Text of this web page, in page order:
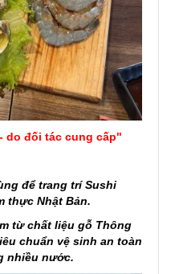
do đối tác cung cấp"
để trang trí Sushi
thực Nhật Bản.
từ chất liệu gỗ Thông
chuẩn vệ sinh an toàn
nhiều nước.